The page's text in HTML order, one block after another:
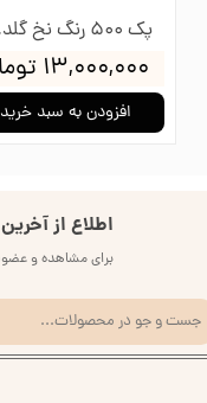
۱۳,۰۰۰,۰۰۰ تومان
افزودن به سبد خرید
اطلاع از
برای مشاهده و